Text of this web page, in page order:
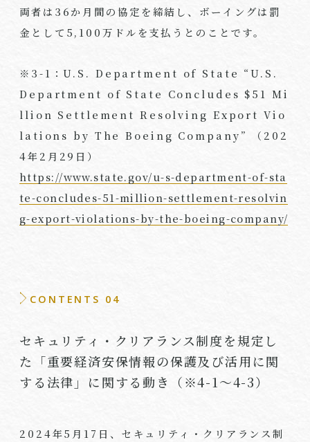
両者は 36か月間の協定を締結し、ボーイングは罰
金として 5,100万ドルを支払うとのことです。
※ 3-1 ：U.S. Department of State “U.S.
Department of State Concludes $51 Mi
llion Settlement Resolving Export Vio
lations by The Boeing Company”
（ 202
4年2 月 29 日）
https://www.state.gov/u-s-department-of-sta
te-concludes-51-million-settlement-resolvin
g-export-violations-by-the-boeing-company/
CONTENTS 04
セキュリティ・クリアランス制度を規定し
た「重要経済安保情報の保護及び活用に関
する法律」に関する動き（※4-1～4-3）
2024年5 月 17 日、セキュリティ・クリアランス制